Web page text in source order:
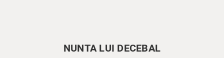
NUNTA LUI DECEBAL